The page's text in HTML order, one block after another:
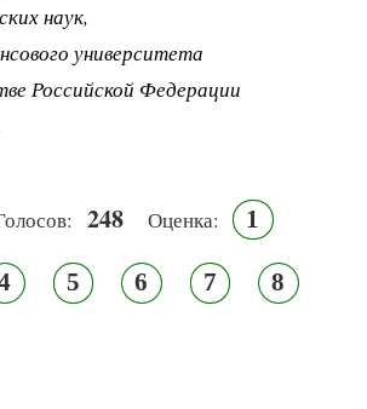
наук,
университета
Российской Федерации
248 Оценка: 1
5 6 7 8